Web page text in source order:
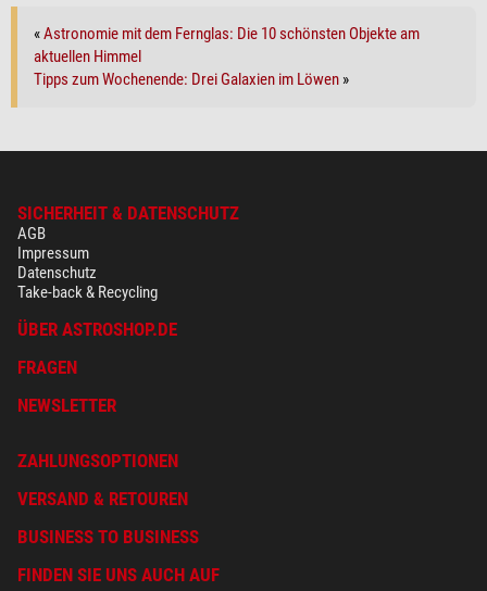
«Astronomie mit dem Fernglas: Die 10 schönsten Objekte am
aktuellen Himmel
Tipps zum Wochenende: Drei Galaxien im Löwen »
SICHERHEIT & DATENSCHUTZ
AGB
Impressum
Datenschutz
Take-back & Recycling
ÜBER ASTROSHOP.DE
FRAGEN
NEWSLETTER
ZAHLUNGSOPTIONEN
VERSAND & RETOUREN
BUSINESS TO BUSINESS
FINDEN SIE UNS AUCH AUF